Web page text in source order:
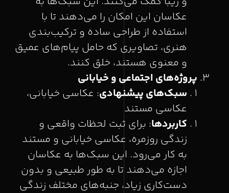
عکاسان این امکان را می‌دهند تا با
استفاده از طراحی ساده و ترکیب‌بندی
هنری، تصاویری که حامل پیام‌های عمیق
و معنوی هستند، خلق کنند.
پروژه‌های اجتماعی و خیابانی
سبک‌های پیشنهادی: عکاسی خیابانی،
عکاسی مستند
کاربردها: برای ثبت لحظات واقعی و
زندگی روزمره، عکاسی خیابانی و مستند
به کار می‌رود. این سبک‌ها به عکاسان
اجازه می‌دهند تا به طور طبیعی و بدون
دست‌کاری زیاد، جنبه‌های مختلف زندگی